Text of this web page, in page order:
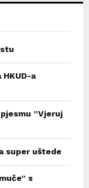
a
”Vjeruj
super uštede
s